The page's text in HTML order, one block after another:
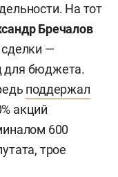
На тот
Бречалов
—
для бюджета.
поддержал
акций
600
трое